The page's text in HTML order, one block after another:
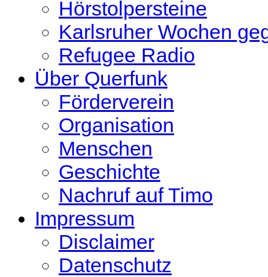
Hörstolpersteine
Karlsruher Wochen
Refugee Radio
Über Querfunk
Förderverein
Organisation
Menschen
Geschichte
Nachruf auf Timo
Impressum
Disclaimer
Datenschutz